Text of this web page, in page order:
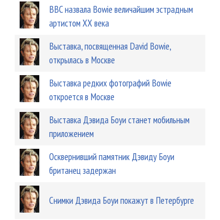
BBC назвала Bowie величайшим эстрадным
артистом XX века
Выставка, посвященная David Bowie,
открылась в Москве
Выставка редких фотографий Bowie
откроется в Москве
Выставка Дэвида Боуи станет мобильным
приложением
Осквернивший памятник Дэвиду Боуи
британец задержан
Cнимки Дэвида Боуи покажут в Петербурге